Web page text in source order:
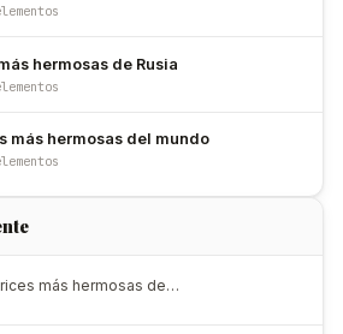
hermosas de Rusia
más hermosas del mundo
más hermosas de…